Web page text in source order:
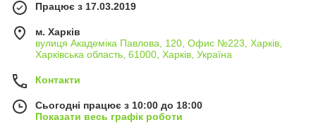
Працює з 17.03.2019
м. Харків
вулиця Академіка Павлова, 120, Офис №223, Харків,
Харківська область, 61000, Харків, Україна
Контакти
Сьогодні працює з 10:00 до 18:00
Показати весь графік роботи